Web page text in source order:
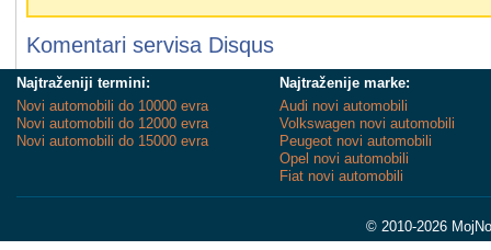
Komentari servisa Disqus
Najtraženiji termini:
Novi automobili do 10000 evra
Novi automobili do 12000 evra
Novi automobili do 15000 evra
Najtraženije marke:
Audi novi automobili
Volkswagen novi automobili
Peugeot novi automobili
Opel novi automobili
Fiat novi automobili
© 2010-2026